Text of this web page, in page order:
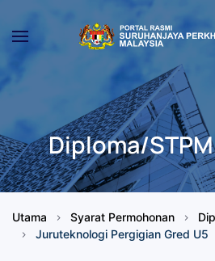
Skip to main content
Diploma/
Utama Syarat Permohonan
Juruteknologi Pergigian Gred U5